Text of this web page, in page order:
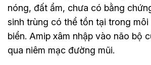
nóng, đất ẩm, chưa có bằng
sinh trùng có thể tồn tại trong
biển. Amip xâm nhập vào não bộ
qua niêm mạc đường mũi.